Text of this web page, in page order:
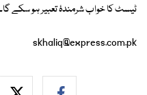
ٹیسٹ کا خواب شرمندۂ تعبیر ہو سکے گا۔
skhaliq@express.com.pk